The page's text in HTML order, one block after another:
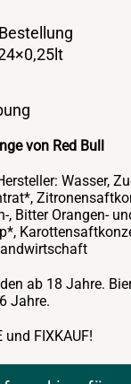
von Red Bull
Wasser,
, Bitter Orangen-
ab 18 Jahre.
Jahre.
und FIXKAUF!